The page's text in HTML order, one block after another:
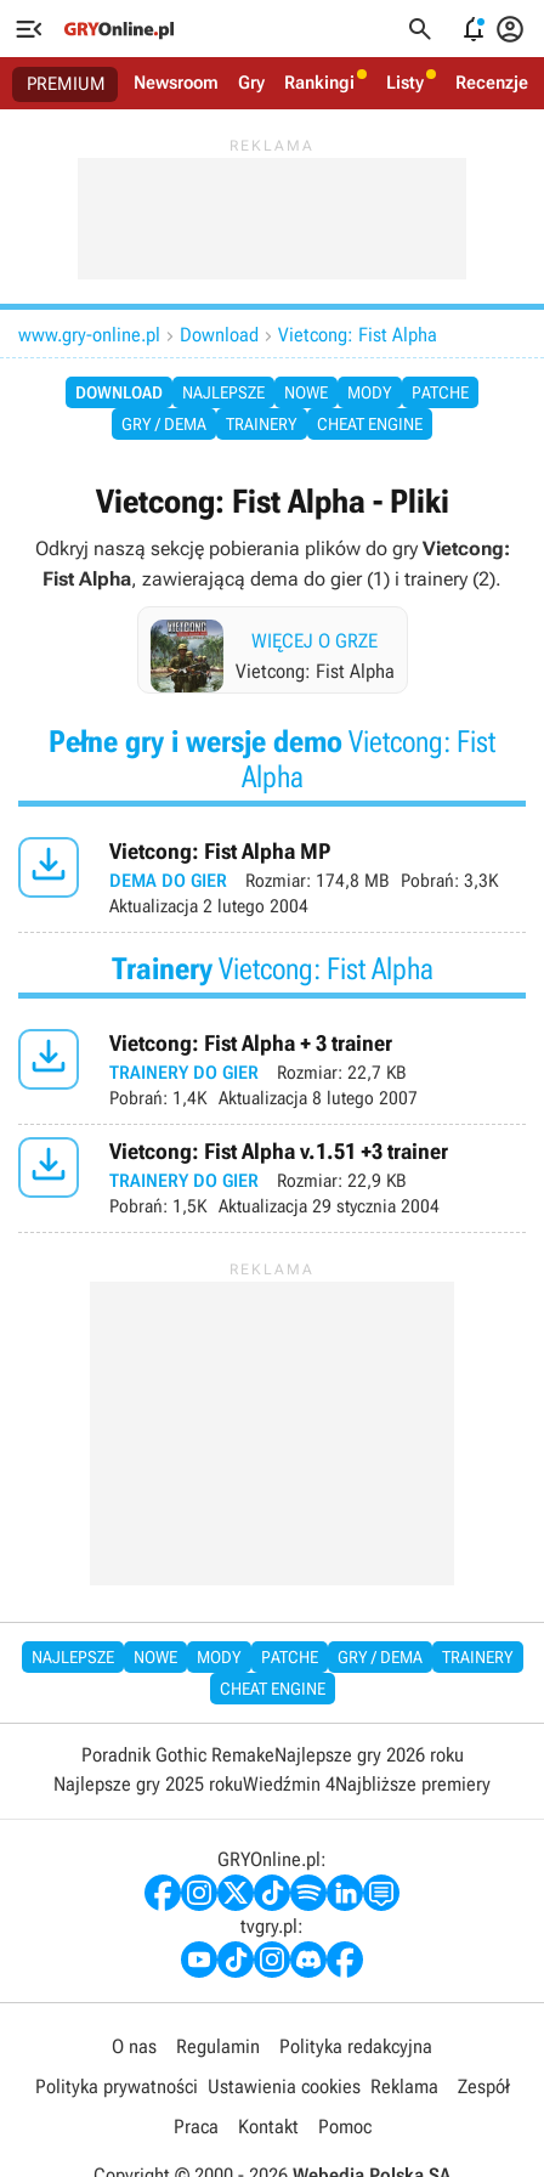
   
PREMIUM Newsroom Gry Rankingi Listy Recenzje
www.gry-online.pl  Download  Vietcong: Fist Alpha
DOWNLOAD NAJLEPSZE NOWE MODY
PATCHE
GRY / DEMA
TRAINERY CHEAT ENGINE
Vietcong: Fist Alpha - Pliki
Odkryj naszą sekcję pobierania plików do gry Vietcong:
Fist Alpha, zawierającą dema do gier (1) i trainery (2).
WIĘCEJ O GRZE
Vietcong: Fist Alpha
Pełne gry i wersje demoVietcong: Fist
Alpha
 Vietcong: Fist Alpha MP
DEMA DO GIER Rozmiar: 174,8 MB Pobrań: 3,3K
Aktualizacja 2 lutego 2004
TraineryVietcong: Fist Alpha
 Vietcong: Fist Alpha + 3 trainer
TRAINERY DO GIER Rozmiar: 22,7 KB
Pobrań: 1,4K Aktualizacja 8 lutego 2007
 Vietcong: Fist Alpha v.1.51 +3 trainer
TRAINERY DO GIER Rozmiar: 22,9 KB
Pobrań: 1,5K Aktualizacja 29 stycznia 2004
NAJLEPSZE NOWE MODY PATCHE GRY / DEMA
TRAINERY
CHEAT ENGINE
Poradnik Gothic RemakeNajlepsze gry 2026 roku
Najlepsze gry 2025 rokuWiedźmin 4Najbliższe premiery
GRYOnline.pl:
tvgry.pl:
O nas Regulamin
Polityka redakcyjna
Polityka prywatności Ustawienia cookies Reklama
Zespół
Praca
Kontakt Pomoc